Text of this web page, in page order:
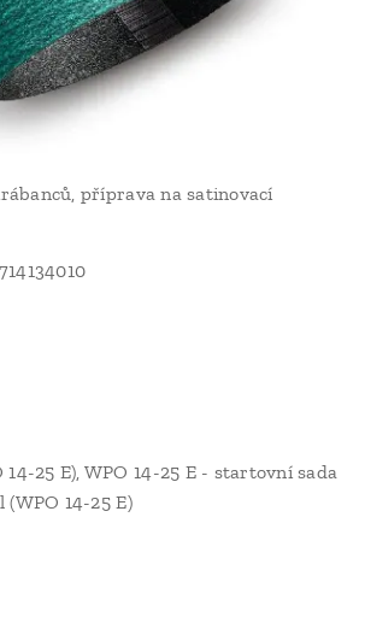
příprava na satinovací
14-25 E), WPO 14-25 E - startovní sada
14-25 E)